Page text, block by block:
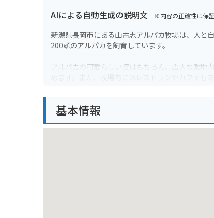
AIによる自動生成の説明文 ※内容の正確性は保証
新潟県長岡市にある山古志アルパカ牧場は、人と
200頭のアルパカを飼育しています。
アルパカの可愛らしい姿はもちろん、広大な敷地
めます。また、牧場内にはレストランやカフェも
クを停めることができます。周辺には、棚田の美
基本情報